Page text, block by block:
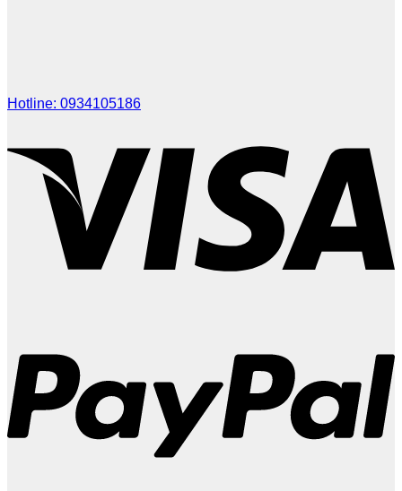
Hotline: 0934105186